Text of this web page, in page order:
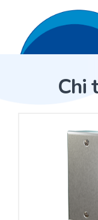
Trang Chủ
Nhà phân
Chi